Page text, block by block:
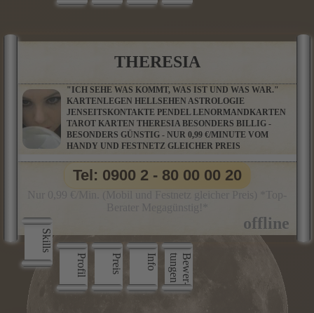
THERESIA
"ICH SEHE WAS KOMMT, WAS IST UND WAS WAR."
KARTENLEGEN HELLSEHEN ASTROLOGIE
JENSEITSKONTAKTE PENDEL LENORMANDKARTEN
TAROT KARTEN THERESIA BESONDERS BILLIG -
BESONDERS GÜNSTIG - NUR 0,99 €/MINUTE VOM
HANDY UND FESTNETZ GLEICHER PREIS
Skills
Profil
Preis Info B
e
w
e
r
­
t
u
n
g
e
n
Tel: 0900 2 - 80 00 00 20